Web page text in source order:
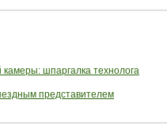
шпаргалка технолога
представителем